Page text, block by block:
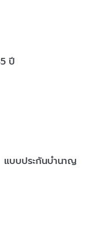
ปี
แบบประกันบำนาญ